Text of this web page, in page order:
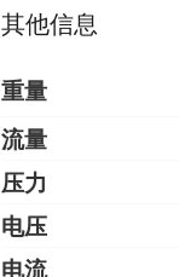
其他信息
重量
流量
压力
电压
电流